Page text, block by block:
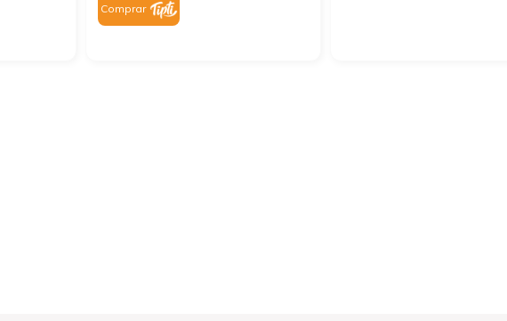
Comprar